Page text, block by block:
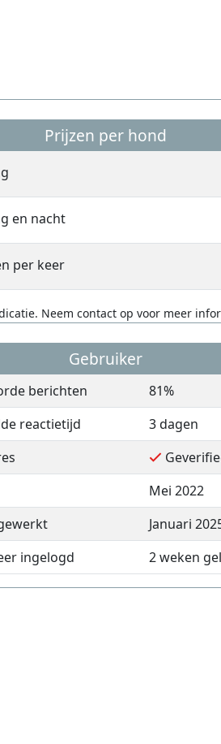
Prijzen per hond
en nacht
per keer
Neem contact op voor meer
Gebruiker
berichten
81%
reactietijd
3 dagen
Mei 2022
Januari
ingelogd
2 weken